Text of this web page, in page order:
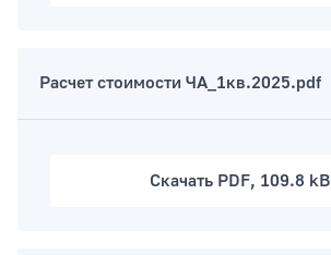
Расчет стоимости ЧА_1кв.2025.pdf
Скачать PDF, 109.8 kB